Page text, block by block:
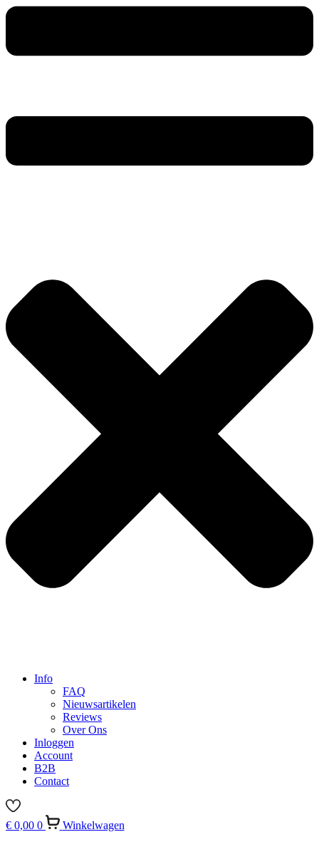
Info
FAQ
Nieuwsartikelen
Reviews
Over Ons
Inloggen
Account
B2B
Contact
€ 0,00 0
Winkelwagen